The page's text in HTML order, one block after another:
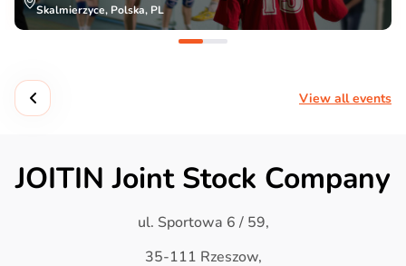
Skalmierzyce, Polska, PL
View all events
JOITIN Joint Stock Company
ul. Sportowa 6 / 59,
35-111 Rzeszow,